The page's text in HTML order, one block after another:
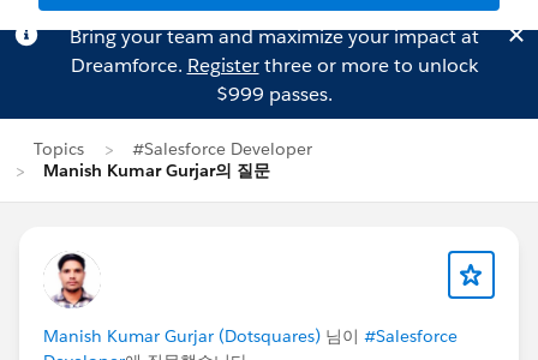
Bring your team and maximize your impact at
Dreamforce. Registerthree or more to unlock
$999 passes.
Topics
#Salesforce Developer
Manish Kumar Gurjar의 질문
Manish Kumar Gurjar (Dotsquares) 님이 #Salesforce